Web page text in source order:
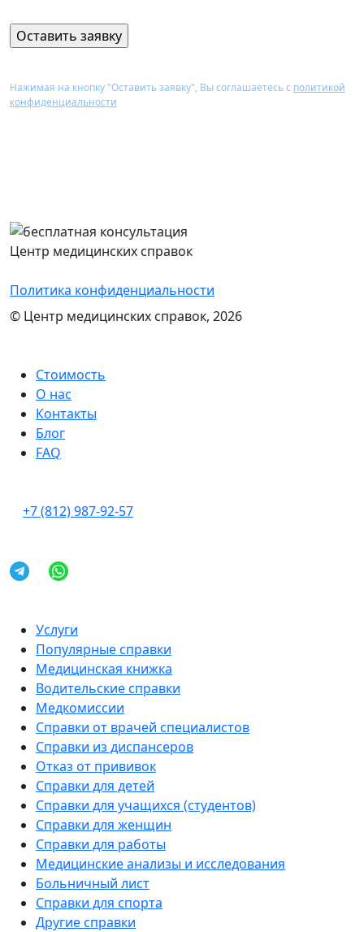
Нажимая на кнопку "Оставить заявку", Вы соглашаетесь с политикой
конфиденциальности
Центр медицинских справок
Политика конфиденциальности
© Центр медицинских справок, 2026
Услуги
Популярные справки
Медицинская книжка
Водительские справки
Медкомиссии
Справки от врачей специалистов
Справки из диспансеров
Отказ от прививок
Справки для детей
Справки для учащихся (студентов)
Справки для женщин
Справки для работы
Медицинские анализы и исследования
Больничный лист
Справки для спорта
Другие справки
Стоимость
О нас
Контакты
Блог
FAQ
+7 (812) 987-92-57